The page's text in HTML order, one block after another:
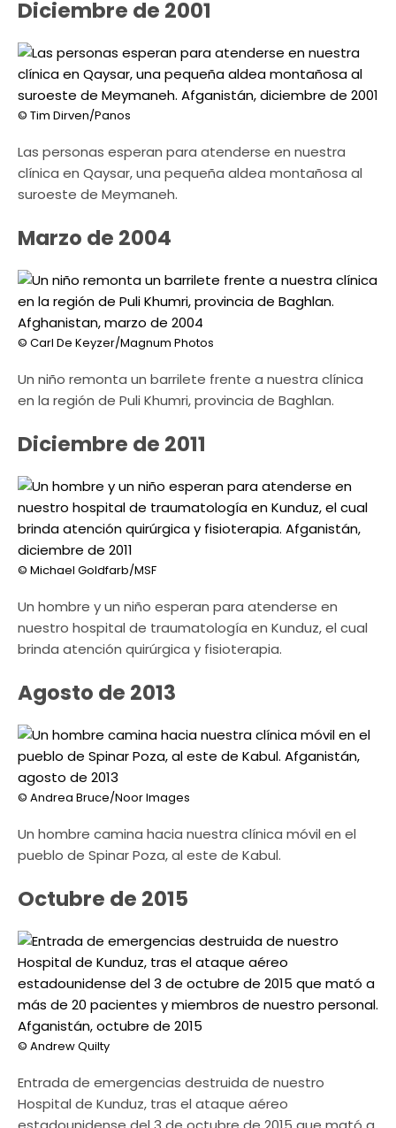
Diciembre de 2001
© Tim Dirven/Panos
Las personas esperan para atenderse en nuestra
clínica en Qaysar, una pequeña aldea montañosa al
suroeste de Meymaneh.
Marzo de 2004
© Carl De Keyzer/Magnum Photos
Un niño remonta un barrilete frente a nuestra clínica
en la región de Puli Khumri, provincia de Baghlan.
Diciembre de 2011
© Michael Goldfarb/MSF
Un hombre y un niño esperan para atenderse en
nuestro hospital de traumatología en Kunduz, el cual
brinda atención quirúrgica y fisioterapia.
Agosto de 2013
© Andrea Bruce/Noor Images
Un hombre camina hacia nuestra clínica móvil en el
pueblo de Spinar Poza, al este de Kabul.
Octubre de 2015
© Andrew Quilty
Entrada de emergencias destruida de nuestro
Hospital de Kunduz, tras el ataque aéreo